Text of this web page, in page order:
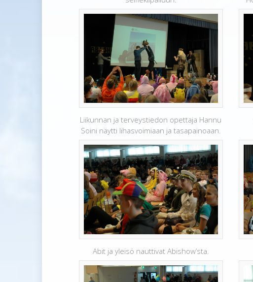
Liikunnan ja terveystiedon opettaja Hannu
Soini näytti lihasvoimiaan ja tasapainoaan.
Abit ja yleisö nauttivat Abishow’sta.